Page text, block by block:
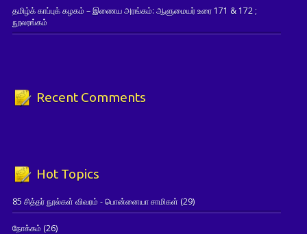
தமிழ்க் காப்புக் கழகம் – இணைய அரங்கம்: ஆளுமையர் உரை 171 & 172 ;
நூலரங்கம்
Recent Comments
Hot Topics
85 சித்தர் நூல்கள் விவரம் - பொன்னையா சாமிகள் (29)
நோக்கம் (26)